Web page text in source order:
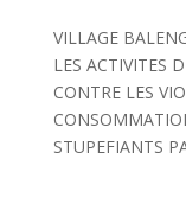
VILLAGE
LES ACTIVITES
CONTRE LES
STUPEFIANTS